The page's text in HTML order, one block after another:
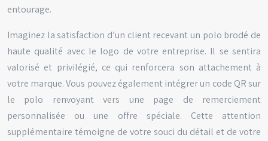
entourage.
Imaginez la satisfaction d’un client recevant un polo brodé de
haute qualité avec le logo de votre entreprise. Il se sentira
valorisé et privilégié, ce qui renforcera son attachement à
votre marque. Vous pouvez également intégrer un code QR sur
le polo renvoyant vers une page de remerciement
personnalisée ou une offre spéciale. Cette attention
supplémentaire témoigne de votre souci du détail et de votre